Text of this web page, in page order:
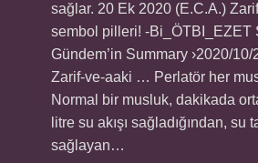
sağlar. 20 Ek 2020 (E.C.A.)
sembol pilleri! -Bi_ÖTBI_EZET
Gündem’in Summary ›2020/
Zarif-ve-aaki … Perlatör her
Normal bir musluk, dakikada
litre su akışı sağladığından, su
sağlayan…